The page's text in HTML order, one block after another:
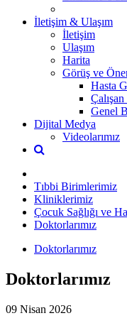
İletişim & Ulaşım
İletişim
Ulaşım
Harita
Görüş ve
Hasta
Genel
Dijital Medya
Videolarımız
Tıbbi Birimlerimiz
Kliniklerimiz
Çocuk Sağlığı ve
Doktorlarımız
Doktorlarımız
Doktorlarımız
09 Nisan 2026